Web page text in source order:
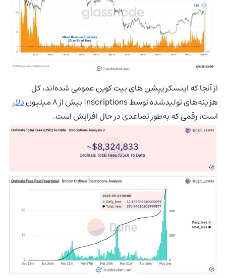
از آنجا که اینسکریپشن های بیت کوین عمومی شده‌اند، کل
هزینه‌های تولیدشده توسط Inscriptions بیش از ۸ میلیون
دلار
است، رقمی که به‌طور تصاعدی در حال افزایش است.